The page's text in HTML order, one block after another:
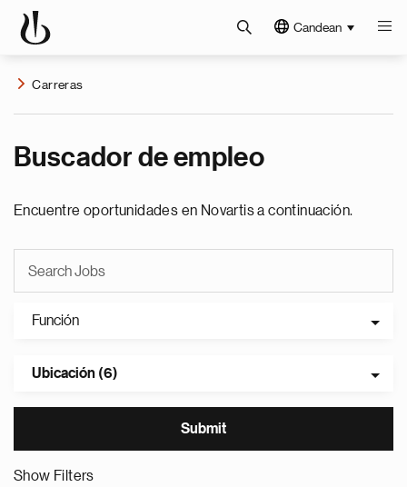
Candean
Carreras
Buscador de empleo
Encuentre oportunidades en Novartis a continuación.
Función
Ubicación (6)
Show Filters